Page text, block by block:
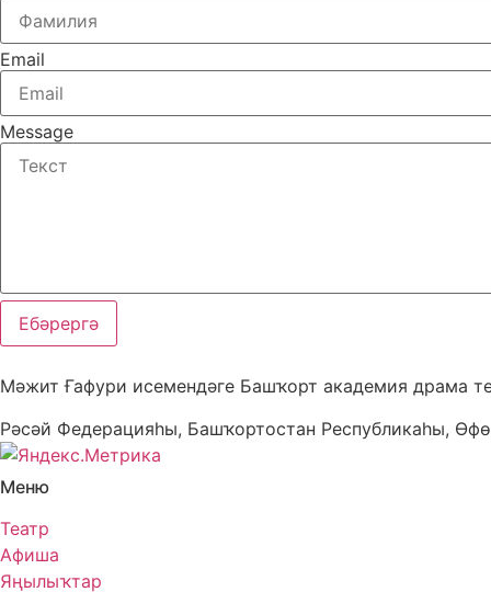
Email
Message
Ебәрергә
Мәжит Ғафури исемендәге Башҡорт академия драма
Рәсәй Федерацияһы, Башҡортостан Республикаһы,
Меню
Театр
Афиша
Яңылыҡтар